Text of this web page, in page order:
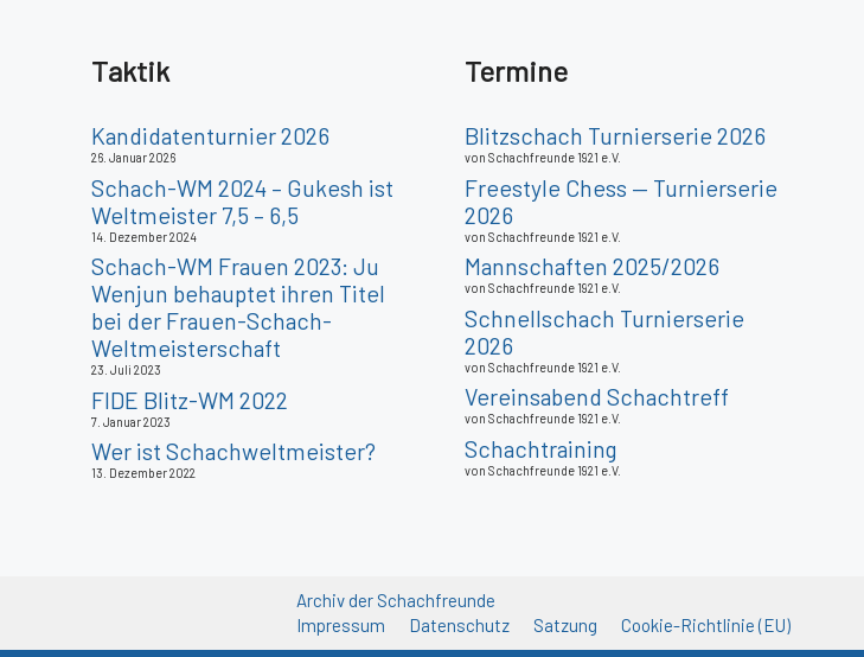
Taktik
Kandidatenturnier 2026
26. Januar 2026
Schach-WM 2024 – Gukesh ist
Weltmeister 7,5 – 6,5
14. Dezember 2024
Schach-WM Frauen 2023: Ju
Wenjun behauptet ihren Titel
bei der Frauen-Schach-
Weltmeisterschaft
23. Juli 2023
FIDE Blitz-WM 2022
7. Januar 2023
Wer ist Schachweltmeister?
13. Dezember 2022
Termine
Blitzschach Turnierserie 2026
von Schachfreunde 1921 e.V.
Freestyle Chess — Turnierserie
2026
von Schachfreunde 1921 e.V.
Mannschaften 2025/2026
von Schachfreunde 1921 e.V.
Schnellschach Turnierserie
2026
von Schachfreunde 1921 e.V.
Vereinsabend Schachtreff
von Schachfreunde 1921 e.V.
Schachtraining
von Schachfreunde 1921 e.V.
Archiv der Schachfreunde
Impressum
Datenschutz Satzung Cookie-Richtlinie (EU)